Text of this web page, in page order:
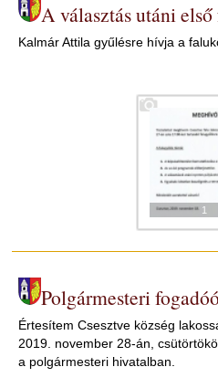
A választás utáni
Kalmár Attila gyűlésre hívja a
1
Polgármesteri
Értesítem Csesztve község
2019. november 28-án,
a polgármesteri hivatalban.